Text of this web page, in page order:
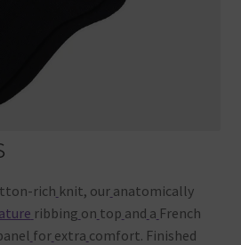
rich knit, our anatomically
ribbing on top and a French
for extra comfort. Finished